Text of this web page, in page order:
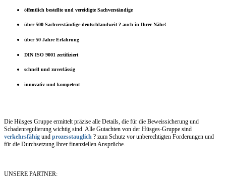
öffentlich bestellte und vereidigte Sachverständige
über 500 Sachverständige deutschlandweit ? auch in Ihrer Nähe!
über 50 Jahre Erfahrung
DIN ISO 9001 zertifiziert
schnell und zuverlässig
innovativ und kompetent
Die Hüsges Gruppe ermittelt präzise alle Details, die für die Beweissicherung und
Schadenregulierung wichtig sind. Alle Gutachten von der Hüsges-Gruppe sind
verkehrsfähig und prozesstauglich ? zum Schutz vor unberechtigten Forderungen und
für die Durchsetzung Ihrer finanziellen Ansprüche.
UNSERE PARTNER: